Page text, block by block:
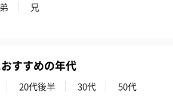
弟 兄
すすめの年代
20代後半 30代
50代